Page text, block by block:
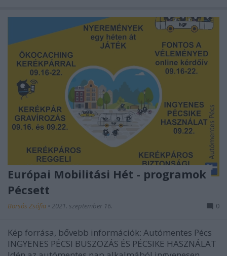
Európai Mobilitási Hét - programok
Pécsett
Borsós Zsófia • 2021. szeptember 16. 0
Kép forrása, bővebb információk: Autómentes Pécs
INGYENES PÉCSI BUSZOZÁS ÉS PÉCSIKE HASZNÁLAT